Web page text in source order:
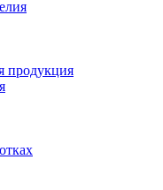
продукция